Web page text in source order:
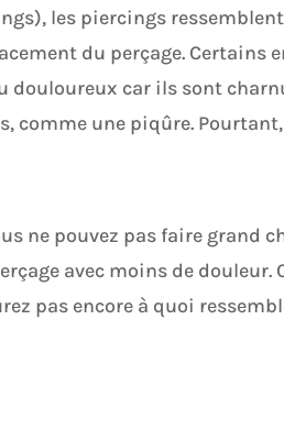
les piercings
du perçage. Certains
car ils sont
comme une piqûre.
ne pouvez pas faire grand
avec moins de douleur.
pas encore à quoi